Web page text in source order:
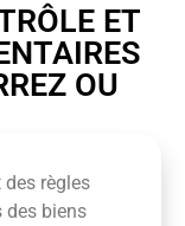
ET
OU
règles
des biens